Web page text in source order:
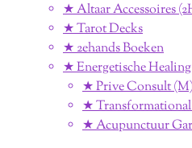
★ Altaar Accessoires
★ Tarot Decks
★ 2ehands Boeken
★ Energetische
★ Prive Consult
★
★ Acupunctuur